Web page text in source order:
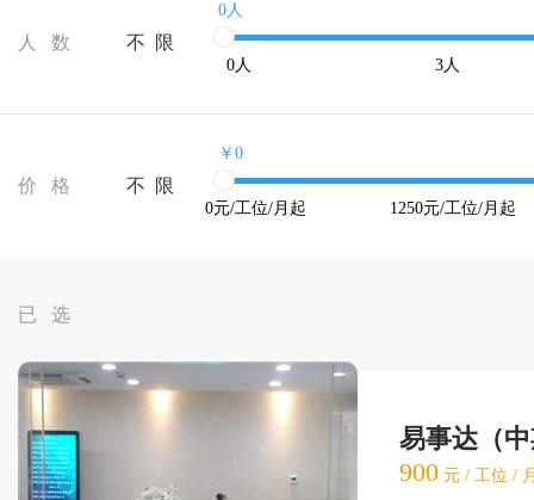
人 数 不 限
0人
0人 3人
价 格 不 限
￥0
0元/工位/月起 1250元/工位/月起
已 选
易事达（
900 元 / 工位 /